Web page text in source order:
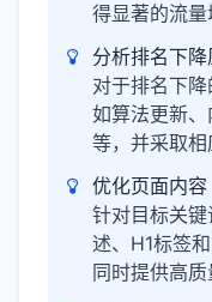
得显著的流量
分析排名下降
对于排名下降
如算法更新
等，并采取相
优化页面内容
针对目标关
述、H1标签
同时提供高质